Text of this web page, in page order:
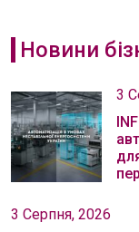
Новини
3
3 Серпня, 2026